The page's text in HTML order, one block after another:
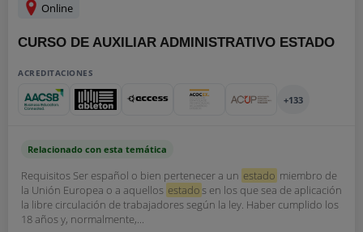
Online
CURSO DE AUXILIAR ADMINISTRATIVO ESTADO
ACREDITACIONES
+133
Relacionado con esta temática
Requisitos Ser español o bien pertenecer a un estado miembro de
la Unión Europea o a aquellos estados en los que sea de aplicación
la libre circulación de trabajadores según la ley. Haber cumplido los
18 años y, normalmente,...